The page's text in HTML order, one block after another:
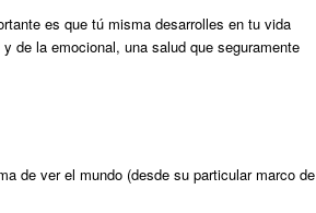
es que tú misma desarrolles en tu vida
de la emocional, una salud que seguramente
de ver el mundo (desde su particular marco de